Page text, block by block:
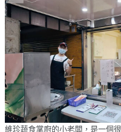
維珍蔬食掌廚的小老闆，是一個